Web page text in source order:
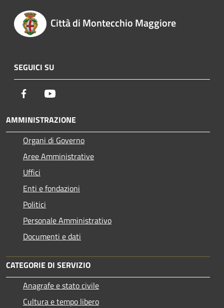
Città di Montecchio Maggiore
SEGUICI SU
Facebook
AMMINISTRAZIONE
Organi di Governo
Aree Amministrative
Uffici
Enti e fondazioni
Politici
Personale Amministrativo
Documenti e dati
CATEGORIE DI SERVIZIO
Anagrafe e stato civile
Cultura e tempo libero